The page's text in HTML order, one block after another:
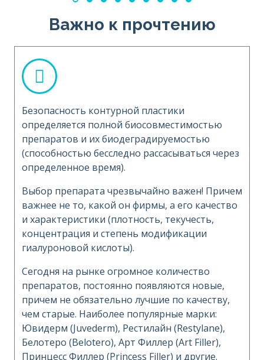
Важно к прочтению
Безопасность контурной пластики
определяется полной биосовместимостью
препаратов и их биодеградируемостью
(способностью бесследно рассасываться через
определенное время).
Выбор препарата чрезвычайно важен! Причем
важнее не то, какой он фирмы, а его качество
и характеристики (плотность, текучесть,
концентрация и степень модификации
гиалуроновой кислоты).
Сегодня на рынке огромное количество
препаратов, постоянно появляются новые,
причем не обязательно лучшие по качеству,
чем старые. Наиболее популярные марки:
Ювидерм (Juvederm), Рестилайн (Restylane),
Белотеро (Belotero), Арт Филлер (Art Filler),
Принцесс Филлер (Princess Filler) и другие.